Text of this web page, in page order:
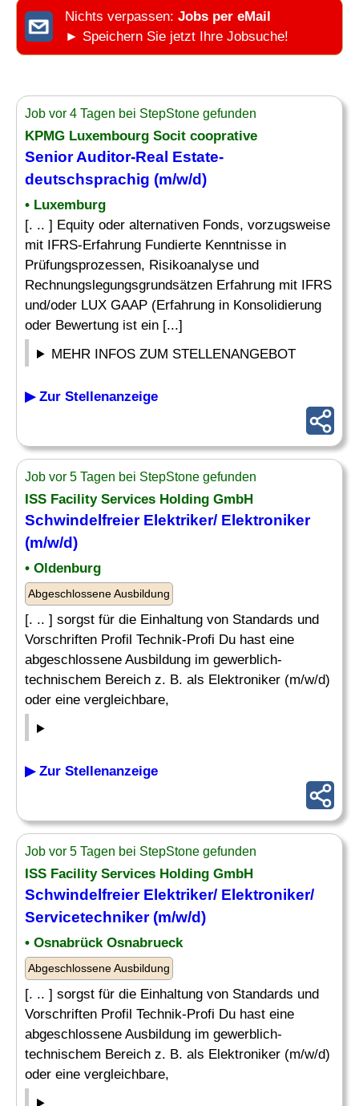
Nichts verpassen: Jobs per eMail
► Speichern Sie jetzt Ihre Jobsuche!
Job vor 4 Tagen bei StepStone gefunden
KPMG Luxembourg Socit cooprative
Senior Auditor-Real Estate-
deutschsprachig (m/w/d)
• Luxemburg
[. .. ] Equity oder alternativen Fonds, vorzugsweise
mit IFRS-Erfahrung Fundierte Kenntnisse in
Prüfungsprozessen, Risikoanalyse und
Rechnungslegungsgrundsätzen Erfahrung mit IFRS
und/oder LUX GAAP (Erfahrung in Konsolidierung
oder Bewertung ist ein [...]
MEHR INFOS ZUM STELLENANGEBOT
▶ Zur Stellenanzeige
Job vor 5 Tagen bei StepStone gefunden
ISS Facility Services Holding GmbH
Schwindelfreier Elektriker/ Elektroniker
(m/w/d)
• Oldenburg
Abgeschlossene Ausbildung
[. .. ] sorgst für die Einhaltung von Standards und
Vorschriften Profil Technik-Profi Du hast eine
abgeschlossene Ausbildung im gewerblich-
technischem Bereich z. B. als Elektroniker (m/w/d)
oder eine vergleichbare,
▶ Zur Stellenanzeige
Job vor 5 Tagen bei StepStone gefunden
ISS Facility Services Holding GmbH
Schwindelfreier Elektriker/ Elektroniker/
Servicetechniker (m/w/d)
• Osnabrück Osnabrueck
Abgeschlossene Ausbildung
[. .. ] sorgst für die Einhaltung von Standards und
Vorschriften Profil Technik-Profi Du hast eine
abgeschlossene Ausbildung im gewerblich-
technischem Bereich z. B. als Elektroniker (m/w/d)
oder eine vergleichbare,